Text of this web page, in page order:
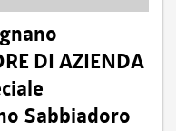
DI AZIENDA
Sabbiadoro